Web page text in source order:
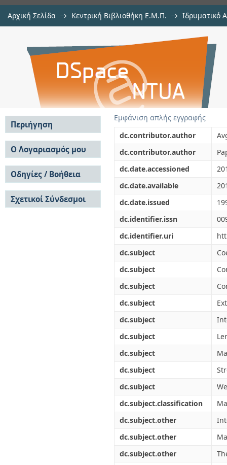
Αρχική Σελίδα → Κεντρική Βιβλιοθήκη Ε.Μ.Π. → Ιδρυματικό
Existence and Relaxation
Value Problems
Εμφάνιση απλής εγγραφής
dc.contributor.author
dc.contributor.author
dc.date.accessioned
dc.date.available
dc.date.issued
dc.identifier.issn
dc.identifier.uri
dc.subject
dc.subject
dc.subject
dc.subject
dc.subject
dc.subject
dc.subject
dc.subject
dc.subject
dc.subject.classification
dc.subject.other
dc.subject.other
dc.subject.other
Περιήγηση
Σε όλο το DSpace
Κοινότητες & Συλλογές
Ανά Ημερομηνία
Έκδοσης
Συγγραφείς
Τίτλοι
Θέματα
Ο Λογαριασμός μου
Σύνδεση
Εγγραφή
Οδηγίες / Βοήθεια
Οδηγίες Υποβολής
Οδηγίες Χρήσης ΙΑ
Συχνές Ερωτήσεις
Σχετικοί Σύνδεσμοι